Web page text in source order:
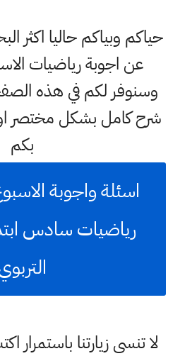
حياكم وبياكم حاليا اكثر
عن اجوبة رياضيات
وسنوفر لكم في هذه
شرح كامل بشكل مختصر
بكم
اسئلة واجوبة
رياضيات سادس
لا تنسى زيارتنا